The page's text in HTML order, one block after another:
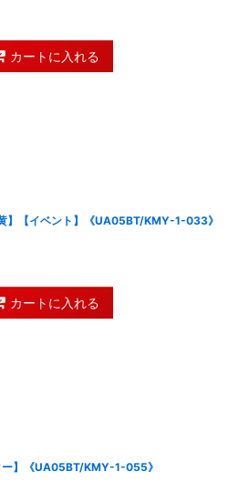
カートに入れる
】【イベント】《UA05BT/KMY-1-033》
カートに入れる
】《UA05BT/KMY-1-055》